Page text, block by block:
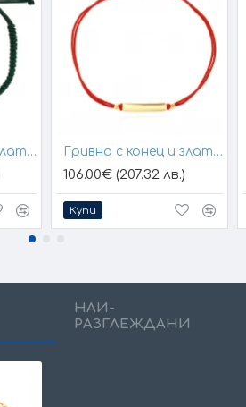
Гривна с конец и златен елемент кръст Гривна с конец и златна плочка за гравиране
106.00€ (207.32 лв.)
Купи
НАЙ-
РАЗГЛЕЖДАНИ